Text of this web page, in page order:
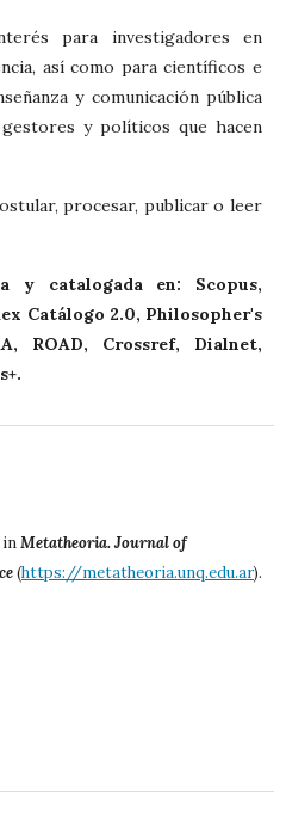
para investigadores en
así como para científicos e
y comunicación pública
y políticos que hacen
procesar, publicar o leer
y catalogada en: Scopus,
Catálogo 2.0, Philosopher's
ROAD, Crossref, Dialnet,
inMetatheoria. Journal of
(https://metatheoria.unq.edu.ar).